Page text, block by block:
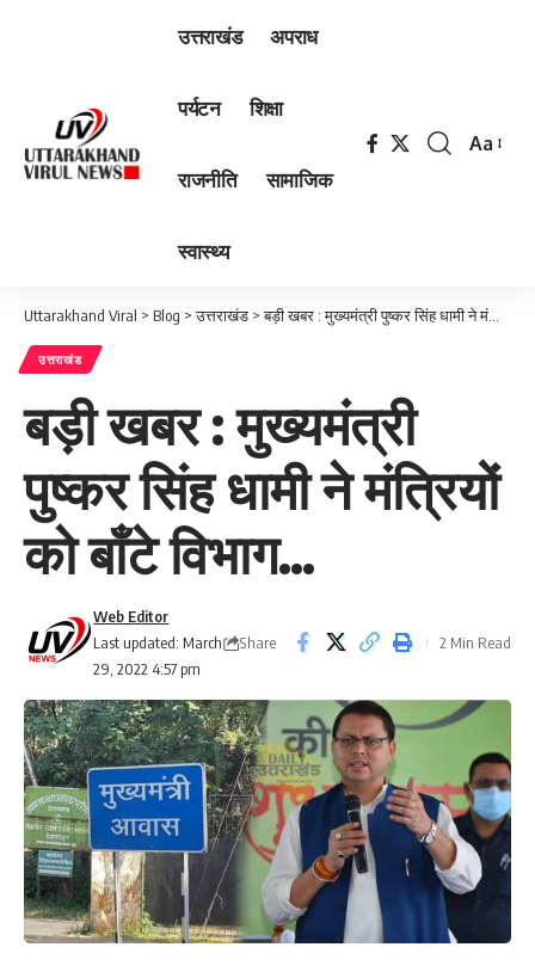
उत्तराखंड अपराध
पर्यटन शिक्षा
राजनीति सामाजिक
स्वास्थ्य
Font
Aa
Uttarakhand Viral > Blog >उत्तराखंड >बड़ी खबर : मुख्यमंत्री पुष्कर सिंह धामी ने मंत्रियों को बाँटे विभाग…
उत्तराखंड
बड़ी खबर : मुख्यमंत्री
पुष्कर सिंह धामी ने मंत्रियों
को बाँटे विभाग…
Last updated: March
29, 2022 4:57 pm
Web Editor
Share
2 Min Read